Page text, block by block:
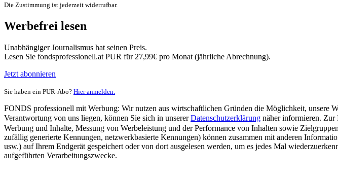
Die Zustimmung ist jederzeit widerrufbar.
Werbefrei lesen
Unabhängiger Journalismus hat seinen Preis.
Lesen Sie fondsprofessionell.at PUR für 27,99€ pro Monat (jährliche Abrechnung).
Jetzt abonnieren
Sie haben ein PUR-Abo? Hier anmelden.
FONDS professionell mit Werbung: Wir nutzen aus wirtschaftlichen Gründen die Möglichkeit, unsere
Verantwortung von uns liegen, können Sie sich in unsererDatenschutzerklärung näher informieren. Zur
Werbung und Inhalte, Messung von Werbeleistung und der Performance von Inhalten sowie
zufällig generierte Kennungen, netzwerkbasierte Kennungen) können zusammen mit anderen
usw.) auf Ihrem Endgerät gespeichert oder von dort ausgelesen werden, um es jedes Mal
aufgeführten Verarbeitungszwecke.